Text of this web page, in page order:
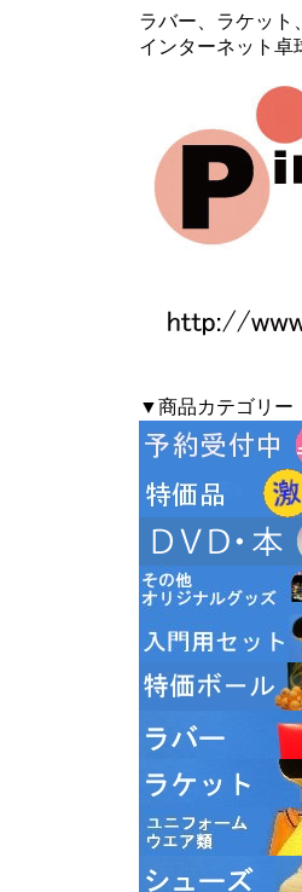
ラバー、ラケット
インターネット卓
▼商品カテゴリー